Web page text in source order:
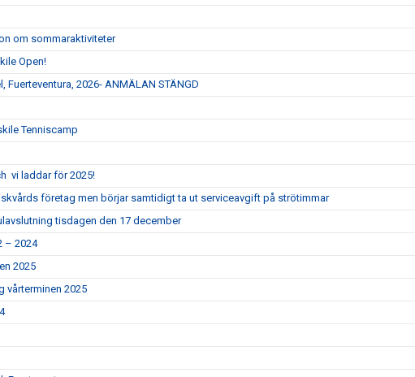
om sommaraktiviteter
Open!
Fuerteventura, 2026- ANMÄLAN STÄNGD
Tenniscamp
vi laddar för 2025!
företag men börjar samtidigt ta ut serviceavgift på strötimmar
tisdagen den 17 december
– 2024
2025
vårterminen 2025